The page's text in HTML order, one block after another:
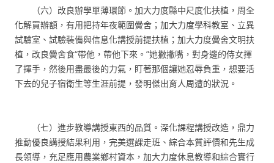
（六）改良辦學單薄環節。加大力度縣中尺度化扶植，周全
化解買辦額，有用把持年夜範圍黌舍；加大力度學科教室、立異
試驗室、試驗裝備與信息化講授前提扶植；加大力度黌舍文明扶
植，改良黌舍食“帶他，帶他下來。”她撇撇嘴，對身邊的侍女揮
了揮手，然後用盡最後的力氣，盯著那個讓她忍辱負重，想要活
下去的兒子宿衛生等生涯前提，發明傑出育人周遭的狀況。
（七）進步教導講授東西的品質。深化課程講授改造，鼎力
推動優良講授結果利用，完美選課走班、綜合本質評價和先生成
長領導，充足應用農業鄉村資本，加大力度休息教導和綜合實行